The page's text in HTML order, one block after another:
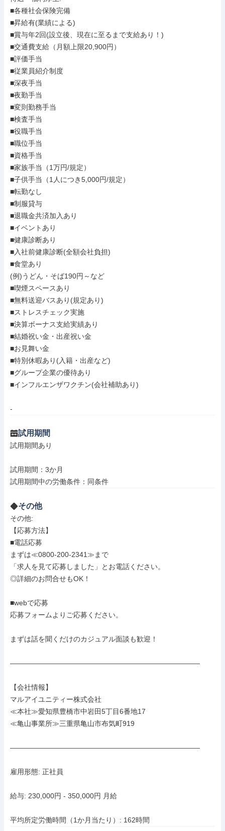
■各種社会保険完備
■昇給有(業績による)
■賞与年2回(設立後、現在に至るまで支給あり！)
■交通費支給（月額上限20,900円）
■評価手当
■従業員紹介制度
■深夜手当
■夜勤手当
■変則勤務手当
■検査手当
■役職手当
■職位手当
■資格手当
■家族手当（1万円/規定）
■子供手当（1人につき5,000円/規定）
■転勤なし
■制服貸与
■退職金共済加入あり
■イベントあり
■健康診断あり
■入社前健康診断(全額会社負担)
■食堂あり
(例)うどん・そば190円～など
■喫煙スペースあり
■無料送迎バスあり(規定あり)
■ストレスチェック実施
■決算ボーナス支給実績あり
■結婚祝い金・出産祝い金
■お見舞い金
■特別休暇あり(入籍・出産など)
■グループ企業の優待あり
■インフルエンザワクチン(会社補助あり)
-
試用期間
試用期間あり
試用期間：3か月
試用期間中の労働条件：同条件
その他
その他:
【応募方法】
■電話応募
まずは≪0800-200-2341≫まで
「求人を見て応募しました」とお電話ください。
◎詳細のお問合せもOK！
■webで応募
応募フォームよりご応募ください。
まずは話を聞くだけのカジュアル面談も歓迎！
―――――――――――――――――――――――――――
【会社情報】
マルアイユニティー株式会社
≪本社≫愛知県豊橋市中岩田5丁目6番地17
≪亀山事業所≫三重県亀山市布気町919
―――――――――――――――――――――――――――
雇用形態: 正社員
給与: 230,000円 - 350,000円 月給
平均所定労働時間（1か月当たり）: 162時間